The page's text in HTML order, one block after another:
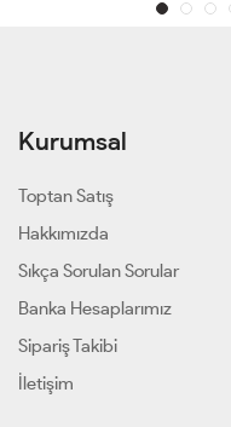
Kurumsal
Toptan Satış
Hakkımızda
Sıkça Sorulan Sorular
Banka Hesaplarımız
Sipariş Takibi
İletişim